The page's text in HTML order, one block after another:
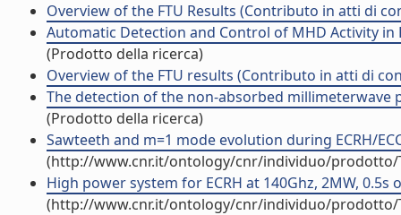
Overview of the FTU Results (Contributo in atti di
Automatic Detection and Control of MHD Activity in
(Prodotto della ricerca)
Overview of the FTU results (Contributo in atti di
The detection of the non-absorbed
(Prodotto della ricerca)
Sawteeth and m=1 mode evolution during ECRH/
(http://www.cnr.it/ontology/cnr/individuo/prodotto/
High power system for ECRH at 140Ghz, 2MW,
(http://www.cnr.it/ontology/cnr/individuo/prodotto/